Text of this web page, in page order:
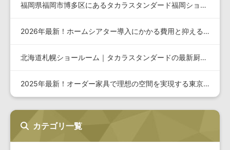
福岡県福岡市博多区にあるタカラスタンダード福岡ショールームの…
2026年最新！ホームシアター導入にかかる費用と抑えるコツを…
北海道札幌ショールーム｜タカラスタンダードの最新厨房設備とリ…
2025年最新！オーダー家具で理想の空間を実現する東京の選び…
カテゴリ一覧